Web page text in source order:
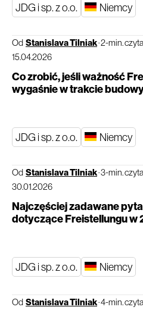
JDG i sp. z o.o. Niemcy
Od Stanislava Tilniak·2-min.
15.04.2026
Co zrobić, jeśli ważność
wygaśnie w trakcie
JDG i sp. z o.o. Niemcy
Od Stanislava Tilniak·3-min.
30.01.2026
Najczęściej zadawane
dotyczące Freistellungu w
JDG i sp. z o.o. Niemcy
Od Stanislava Tilniak·4-min.